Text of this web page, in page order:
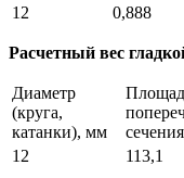
12
0,888
Расчетный вес
Диаметр
(круга,
катанки), мм
12
113,1